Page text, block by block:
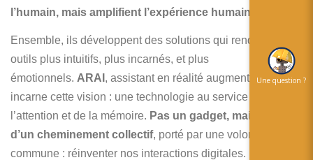
l’humain, mais amplifient l’expérience humaine
Ensemble, ils développent des solutions qui rendent les
outils plus intuitifs, plus incarnés, et plus
émotionnels. ARAI , assistant en réalité augmentée,
incarne cette vision : une technologie au service du lien, de
l’attention et de la mémoire. Pas un gadget, mais le fruit
d’un cheminement collectif, porté par une volonté
commune : réinventer nos interactions digitales.
Une question ?